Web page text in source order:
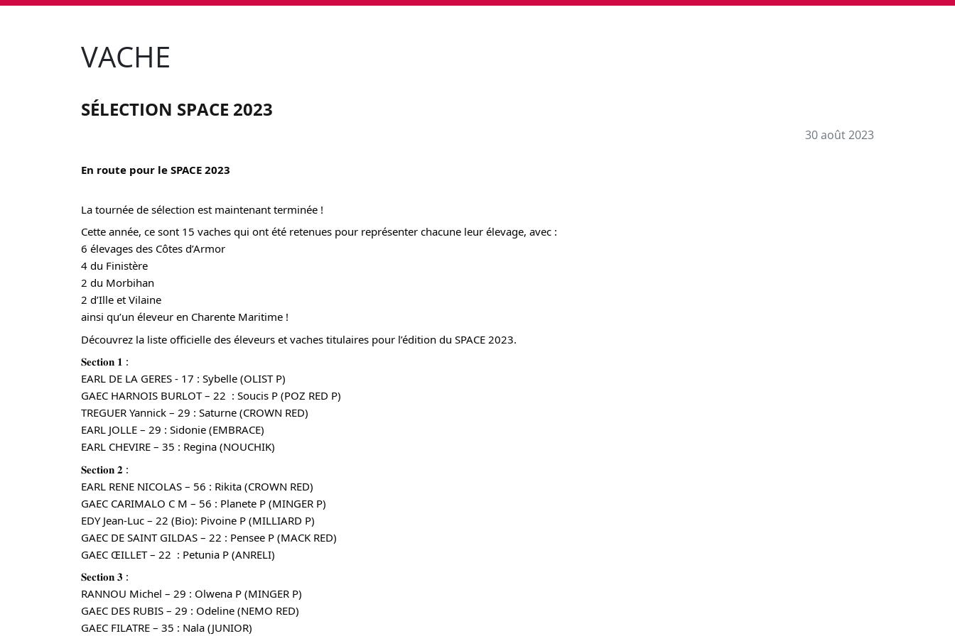
VACHE
SÉLECTION SPACE 2023
30 août 2023
En route pour le SPACE 2023
La tournée de sélection est maintenant terminée !
Cette année, ce sont 15 vaches qui ont été retenues pour représenter chacune leur élevage, avec :
6 élevages des Côtes d’Armor
4 du Finistère
2 du Morbihan
2 d’Ille et Vilaine
ainsi qu’un éleveur en Charente Maritime !
Découvrez la liste officielle des éleveurs et vaches titulaires pour l’édition du SPACE 2023.
𝐒𝐞𝐜𝐭𝐢𝐨𝐧 𝟏 :
EARL DE LA GERES - 17 : Sybelle (OLIST P)
GAEC HARNOIS BURLOT – 22  : Soucis P (POZ RED P)
TREGUER Yannick – 29 : Saturne (CROWN RED)
EARL JOLLE – 29 : Sidonie (EMBRACE)
EARL CHEVIRE – 35 : Regina (NOUCHIK)
𝐒𝐞𝐜𝐭𝐢𝐨𝐧 𝟐 :
EARL RENE NICOLAS – 56 : Rikita (CROWN RED)
GAEC CARIMALO C M – 56 : Planete P (MINGER P)
EDY Jean-Luc – 22 (Bio): Pivoine P (MILLIARD P)
GAEC DE SAINT GILDAS – 22 : Pensee P (MACK RED)
GAEC ŒILLET – 22  : Petunia P (ANRELI)
𝐒𝐞𝐜𝐭𝐢𝐨𝐧 𝟑 :
RANNOU Michel – 29 : Olwena P (MINGER P)
GAEC DES RUBIS – 29 : Odeline (NEMO RED)
GAEC FILATRE – 35 : Nala (JUNIOR)